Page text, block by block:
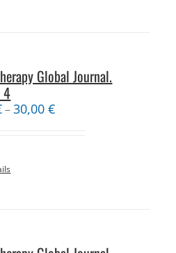
Global Journal.
4
–30,00€